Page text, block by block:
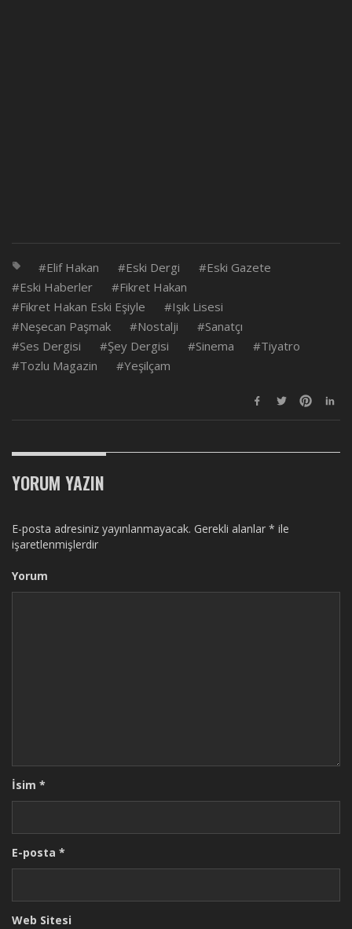
Elif Hakan Eski Dergi
Eski Gazete
Eski Haberler
Fikret Hakan
Fikret Hakan Eski Eşiyle
Işık Lisesi
Neşecan Paşmak
Nostalji
Sanatçı
Ses Dergisi
Şey Dergisi Sinema
Tiyatro
Tozlu Magazin
Yeşilçam
YORUM YAZIN
E-posta adresiniz yayınlanmayacak. Gerekli alanlar * ile
işaretlenmişlerdir
Yorum
İsim *
E-posta *
Web Sitesi